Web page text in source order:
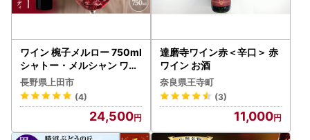
ワイン 椀子メルロー 750ml
シャトー・メルシャン ワイ
ン
長野県上田市
(4)
24,500
達磨寺ワイン赤＜辛口＞ 赤
ワイン お酒
奈良県王寺町
(3)
11,000